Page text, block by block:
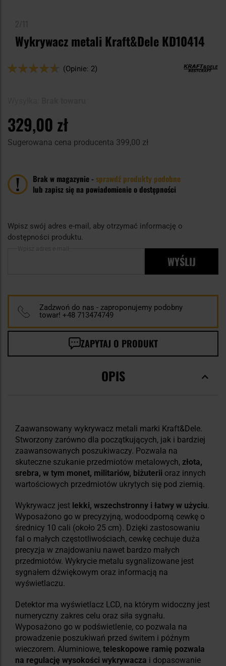
Wykrywacz metali Kraft&Dele KD10414
Ocena:
(Opinie: 2)
329,00 zł
Sugerowana cena producenta 399,00 zł
Brak w magazynie -sprawdź produkty podobne
lub zapisz się na powiadomienie o dostępności
Wpisz swój adres e-mail, aby otrzymać informację o
dostępności produktu.
WYŚLIJ
Zadzwoń do nas - zaproponujemy podobny
towar! +48 713474749
ZAPYTAJ O PRODUKT
OPIS
Zaawansowany wykrywacz metali marki Kraft&Dele.
Stworzony zarówno dla początkujących, jak i bardziej
zaawansowanych poszukiwaczy. Pozwala na
skuteczne szukanie przedmiotów metalowych, złota,
srebra, w tym monet, militariów, biżuterii oraz innych
wartościowych przedmiotów ukrytych się pod ziemią.
Wykrywacz jest lekki, wszechstronny i łatwy w użyciu.
Wyposażono go w precyzyjną, wodoodporną cewkę o
średnicy 10 cali (około 25 cm). Dzięki zastosowaniu
fal o małych częstotliwościach, cewkę cechuje duża
precyzja w znajdowaniu nawet bardzo małych
przedmiotów. Wykrycie metalu sygnalizowane jest
sygnałem dźwiękowym oraz informacją na
wyświetlaczu.
Detektor ma wyświetlacz LCD, na którym widoczny jest
numeryczny zakres celu oraz siła sygnału.
Wyposażono go w podświetlenie, co pozwala na
prowadzenie poszukiwań przed świtem i późnym
wieczorem. Aluminiowe, teleskopowe ramię pozwala
na regulację wysokości wykrywacza i dopasowanie